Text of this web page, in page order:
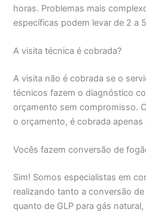
horas. Problemas mais
específicas podem levar de 2 a
A visita técnica é cobrada?
A visita não é cobrada se o
técnicos fazem o diagnóstico
orçamento sem compromisso.
o orçamento, é cobrada
Vocês fazem conversão de
Sim! Somos especialistas em
realizando tanto a conversão
quanto de GLP para gás